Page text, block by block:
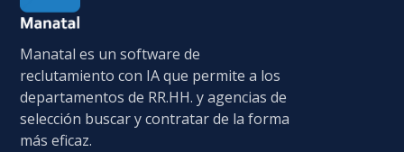
Manatal es un software de
reclutamiento con IA que permite a los
departamentos de RR.HH. y agencias de
selección buscar y contratar de la forma
más eficaz.